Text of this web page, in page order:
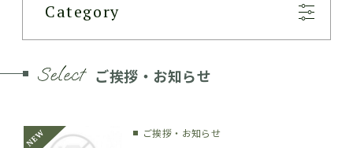
Category
ご挨拶・お知らせ
ご挨拶・お知らせ